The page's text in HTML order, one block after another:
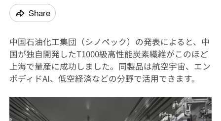
Share
中国石油化工集団（シノペック）の発表によると、中
国が独自開発したT1000級高性能炭素繊維がこのほど
上海で量産に成功しました。同製品は航空宇宙、エン
ボディドAI、低空経済などの分野で活用できます。